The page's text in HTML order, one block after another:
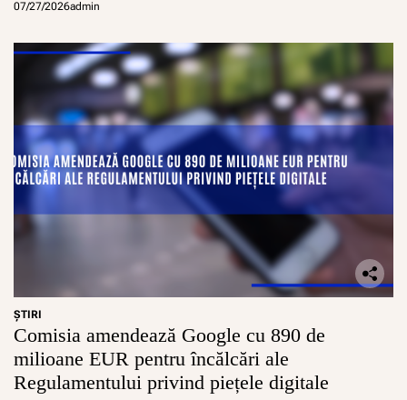
i
n
i
i
u
o
p
e
07/27/2026admin
ŞTIRI
Comisia amendează Google cu 890 de
milioane EUR pentru încălcări ale
Regulamentului privind piețele digitale